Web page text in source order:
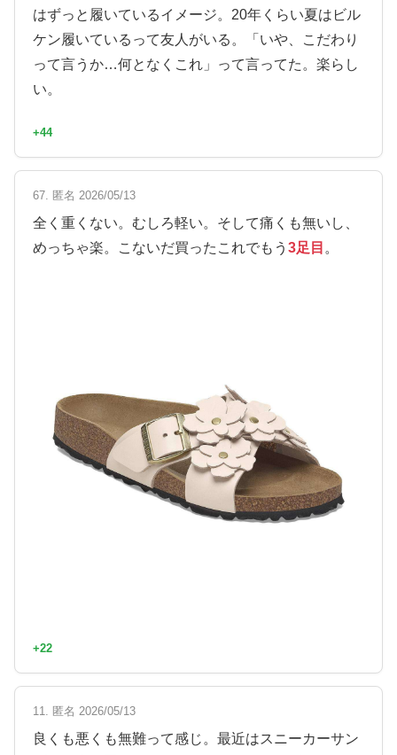
はずっと履いているイメージ。20年くらい夏はビル
ケン履いているって友人がいる。「いや、こだわり
って言うか…何となくこれ」って言ってた。楽らし
い。
+44
67. 匿名 2026/05/13
全く重くない。むしろ軽い。そして痛くも無いし、
めっちゃ楽。こないだ買ったこれでもう 3足目 。
+22
11. 匿名 2026/05/13
良くも悪くも無難って感じ。最近はスニーカーサン